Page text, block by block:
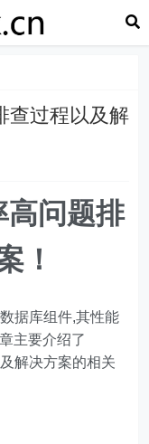
查过程以及解
问题排
！
据库组件,其性能
主要介绍了
解决方案的相关